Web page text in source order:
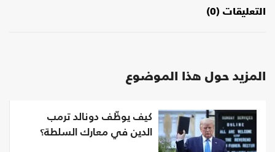
التعليقات (0)
المزيد حول هذا الموضوع
كيف يوظّف دونالد ترمب
الدين في معارك السلطة؟